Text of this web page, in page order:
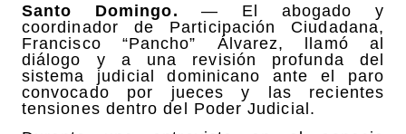
Santo Domingo. — El abogado y
coordinador de Participación Ciudadana,
Francisco “Pancho” Álvarez, llamó al
diálogo y a una revisión profunda del
sistema judicial dominicano ante el paro
convocado por jueces y las recientes
tensiones dentro del Poder Judicial.